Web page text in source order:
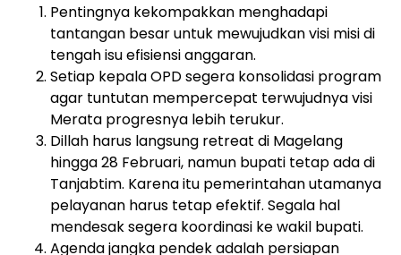
Pentingnya kekompakkan menghadapi
tantangan besar untuk mewujudkan visi misi di
tengah isu efisiensi anggaran.
Setiap kepala OPD segera konsolidasi program
agar tuntutan mempercepat terwujudnya visi
Merata progresnya lebih terukur.
Dillah harus langsung retreat di Magelang
hingga 28 Februari, namun bupati tetap ada di
Tanjabtim. Karena itu pemerintahan utamanya
pelayanan harus tetap efektif. Segala hal
mendesak segera koordinasi ke wakil bupati.
Agenda jangka pendek adalah persiapan